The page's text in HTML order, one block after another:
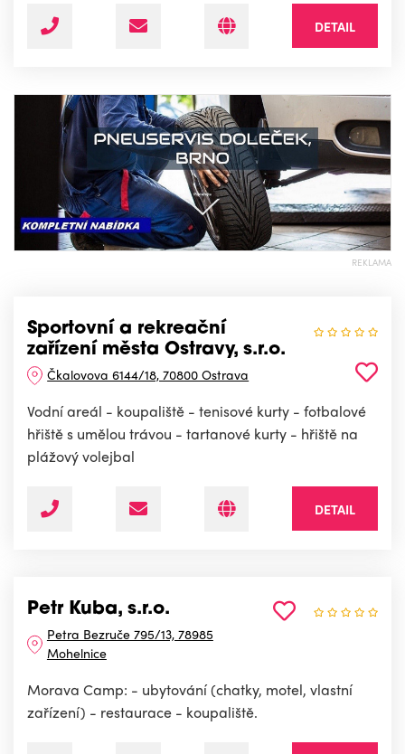
DETAIL
REKLAMA
Sportovní a rekreační
zařízení města Ostravy, s.r.o.
Čkalovova 6144/18, 70800 Ostrava
Vodní areál - koupaliště - tenisové kurty - fotbalové
hřiště s umělou trávou - tartanové kurty - hřiště na
plážový volejbal
DETAIL
Petr Kuba, s.r.o.
Petra Bezruče 795/13, 78985
Mohelnice
Morava Camp: - ubytování (chatky, motel, vlastní
zařízení) - restaurace - koupaliště.